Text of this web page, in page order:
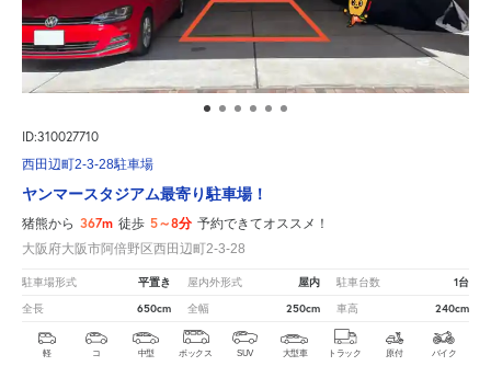
ID:310027710
西田辺町2-3-28駐車場
ヤンマースタジアム最寄り駐車場！
猪熊から 367m 徒歩 5～8分 予約できてオススメ！
大阪府大阪市阿倍野区西田辺町2-3-28
駐車場形式 平置き 屋内外形式 屋内 駐車台数 1台
全長 650cm 全幅 250cm 車高 240cm
軽 コ 中型 ボックス SUV 大型車 トラック 原付 バイク